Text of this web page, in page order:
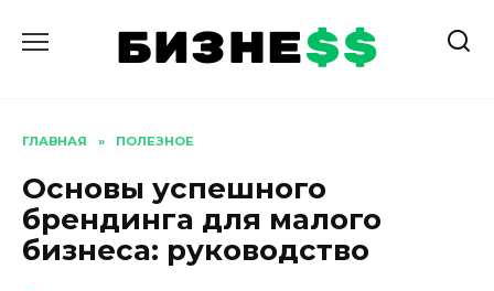
содержанию
ГЛАВНАЯ » ПОЛЕЗНОЕ
Основы успешного
брендинга для малого
бизнеса: руководство